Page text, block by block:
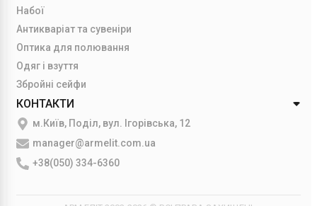
Набої
Антикваріат та сувеніри
Оптика для полювання
Одяг і взуття
Збройні сейфи
КОНТАКТИ
м.Київ, Поділ, вул. Ігорівська, 12
manager@armelit.com.ua
+38(050) 334-6360